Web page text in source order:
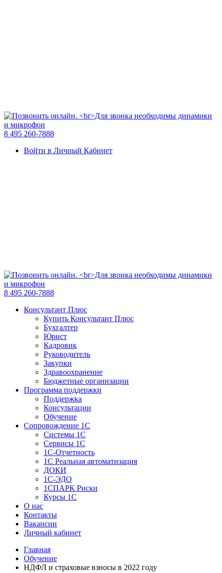
8 495 260-7888
Войти в Личный Кабинет
8 495 260-7888
Консультант Плюс
Купить Консультант Плюс
Бухгалтер
Юрист
Кадровик
Руководитель
Закупки
Здравоохранение
Бюджетные организации
Программа поддержки
Поддержка
Консультации
Обучение
Сопровождение 1С
Системы 1С
Сервисы 1С
1C-Отчетность
1С Реальная автоматизация
ДОКИ
1C-ЭДО
1СПАРК Риски
Курсы 1С
О нас
Контакты
Вакансии
Личный кабинет
Главная
Обучение
НДФЛ и страховые взносы в 2022 году